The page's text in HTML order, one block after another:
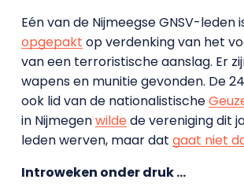
Eén van de Nijmeegse GNSV-leden
opgepakt op verdenking van het
van een terroristische aanslag. Er
wapens en munitie gevonden. De
ook lid van de nationalistische
in Nijmegenwildede vereniging dit
leden werven, maar dat gaat niet
Introweken onder druk …